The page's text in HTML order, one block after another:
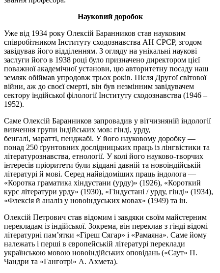
Науковий доробок
Уже від 1934 року Олексій Баранников став науковим
співробітником Інституту сходознавства АН СРСР, згодом
завідував його відділенням. З огляду на унікальні наукові
заслуги його в 1938 році було призначено директором цієї
поважної академічної установи, цю авторитетну посаду наш
земляк обіймав упродовж трьох років. Після Другої світової
війни, аж до своєї смерті, він був незмінним завідувачем
сектору індійської філології Інституту сходознавства (1946 –
1952).
Саме Олексій Баранников запровадив у вітчизняній індології
вивчення групи індійських мов: гінді, урду,
бенгалі, маратті, пенджабі. У його науковому доробку —
понад 250 ґрунтовних дослідницьких праць із лінгвістики та
літературознавства, етнології. У колі його науково-творчих
інтересів пріоритети були віддані давній та новоіндійській
літературі й мові. Серед найвідоміших праць індолога —
«Коротка граматика хіндустани (урду)» (1926), «Короткий
курс літератури урду» (1930), «Гіндустані / урду, гінді» (1934),
«Флексія й аналіз у новоіндуських мовах» (1949) та ін.
Олексій Петрович став відомим і завдяки своїм майстерним
перекладам із індійської. Зокрема, він переклав з гінді відомі
літературні пам’ятки «Гіреш Сягар» і «Рамаяна». Саме йому
належать і перші в європейській літературі переклади
українською мовою новоіндійських оповідань («Саут» П.
Чандри та «Ганготрі» А. Ахмета).